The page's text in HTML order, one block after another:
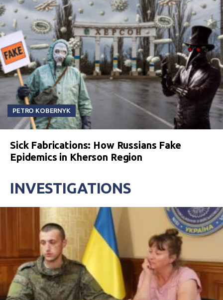
PETRO KOBERNYK
Sick Fabrications: How Russians Fake
Epidemics in Kherson Region
INVESTIGATIONS